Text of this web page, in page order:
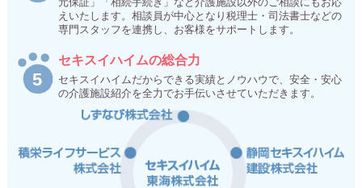
えいたします。相談員が中心となり税理士・司法書士などの
専門スタッフを連携し、お客様をサポートします。
セキスイハイムの総合力
セキスイハイムだからできる実績とノウハウで、安全・安心
の介護施設紹介を全力でお手伝いさせていただきます。